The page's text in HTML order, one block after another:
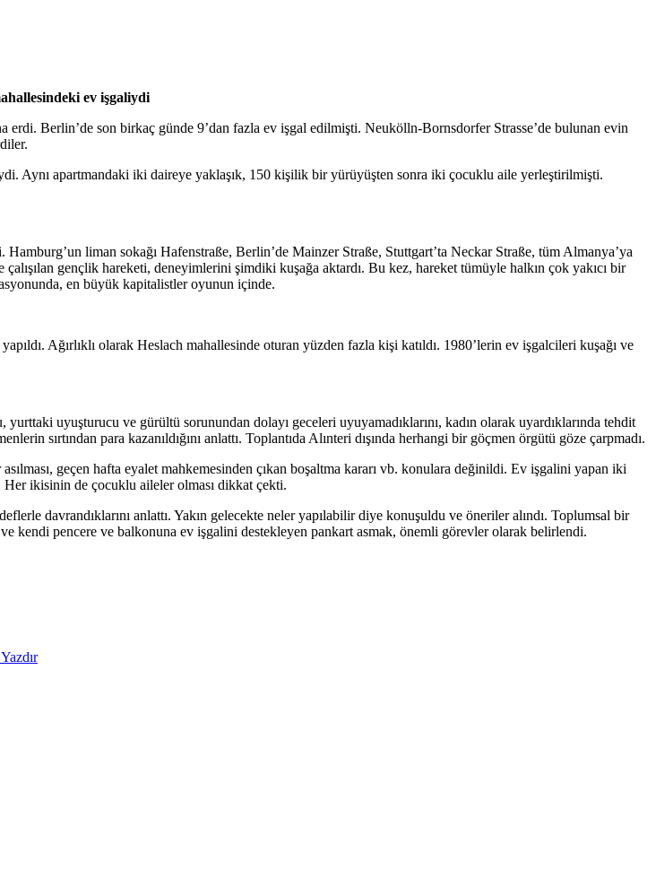
ev işgaliydi
Berlin’de son birkaç günde 9’dan fazla ev işgal edilmişti. Neukölln-Bornsdorfer Strasse’de bulunan evin
Aynı apartmandaki iki daireye yaklaşık, 150 kişilik bir yürüyüşten sonra iki çocuklu aile yerleştirilmişti.
liman sokağı Hafenstraße, Berlin’de Mainzer Straße, Stuttgart’ta Neckar Straße, tüm Almanya’ya
gençlik hareketi, deneyimlerini şimdiki kuşağa aktardı. Bu kez, hareket tümüyle halkın çok yakıcı bir
en büyük kapitalistler oyunun içinde.
Ağırlıklı olarak Heslach mahallesinde oturan yüzden fazla kişi katıldı. 1980’lerin ev işgalcileri kuşağı ve
uyuşturucu ve gürültü sorunundan dolayı geceleri uyuyamadıklarını, kadın olarak uyardıklarında tehdit
sırtından para kazanıldığını anlattı. Toplantıda Alınteri dışında herhangi bir göçmen örgütü göze çarpmadı.
geçen hafta eyalet mahkemesinden çıkan boşaltma kararı vb. konulara değinildi. Ev işgalini yapan iki
Her ikisinin de çocuklu aileler olması dikkat çekti.
davrandıklarını anlattı. Yakın gelecekte neler yapılabilir diye konuşuldu ve öneriler alındı. Toplumsal bir
kendi pencere ve balkonuna ev işgalini destekleyen pankart asmak, önemli görevler olarak belirlendi.
Yazdır